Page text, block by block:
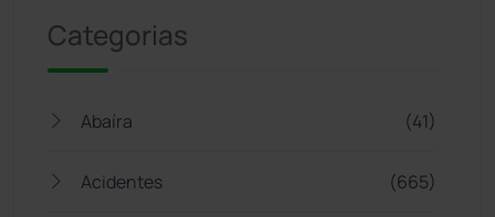
Categorias
Abaíra (41)
Acidentes (665)